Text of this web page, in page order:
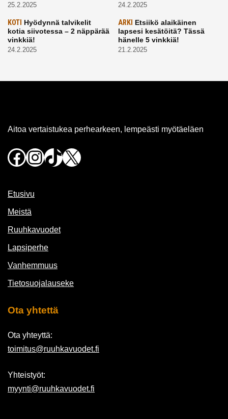
25.2.2025 24.2.2025
KOTI Hyödynnä talvikelit
kotia siivotessa – 2 näppärää
vinkkiä!
24.2.2025
ARKI Etsiikö alaikäinen
lapsesi kesätöitä? Tässä
hänelle 5 vinkkiä!
21.2.2025
Aitoa vertaistukea perhearkeen, lempeästi myötäeläen
Facebook
Instagram
TikTok
X
Etusivu
Meistä
Ruuhkavuodet
Lapsiperhe
Vanhemmuus
Tietosuojalauseke
Ota yhtettä
Ota yhteyttä:
toimitus@ruuhkavuodet.fi
Yhteistyöt:
myynti@ruuhkavuodet.fi